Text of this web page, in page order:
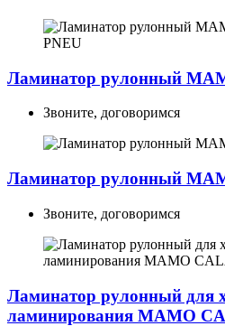
Ламинатор рулонный
Звоните, договоримся
Ламинатор рулонный
Звоните, договоримся
Ламинатор рулонный для
ламинирования MAMO